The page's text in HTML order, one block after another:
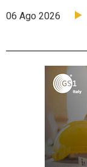
06 Ago 2026